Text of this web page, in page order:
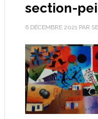
section-
6 DÉCEMBRE 2021PAR